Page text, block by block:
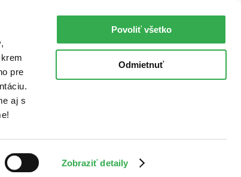
pre
aj s
Zobraziť detaily
Povoliť všetko
Odmietnuť